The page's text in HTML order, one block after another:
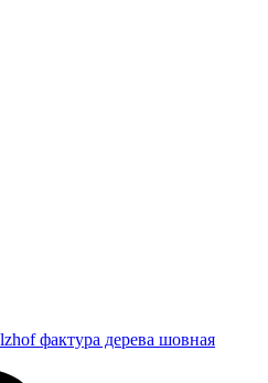
фактура дерева шовная